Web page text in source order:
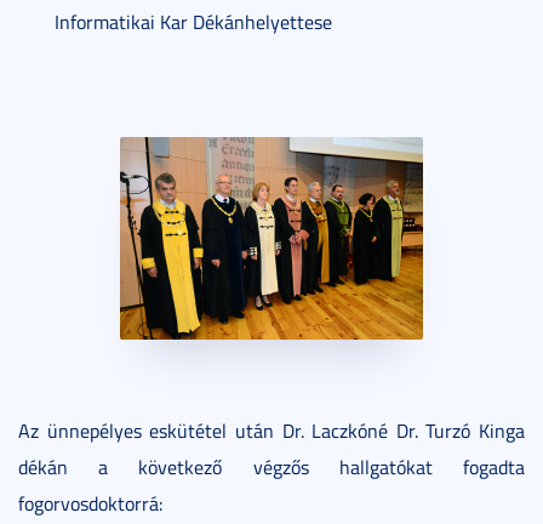
Informatikai Kar Dékánhelyettese
Az ünnepélyes eskütétel után Dr. Laczkóné Dr. Turzó Kinga
dékán a következő végzős hallgatókat fogadta
fogorvosdoktorrá: